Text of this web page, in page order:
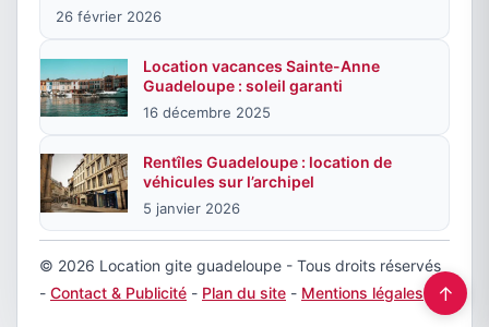
26 février 2026
Location vacances Sainte-Anne
Guadeloupe : soleil garanti
16 décembre 2025
Rentîles Guadeloupe : location de
véhicules sur l’archipel
5 janvier 2026
© 2026 Location gite guadeloupe - Tous droits réservés
- Contact & Publicité - Plan du site - Mentions légales ↑